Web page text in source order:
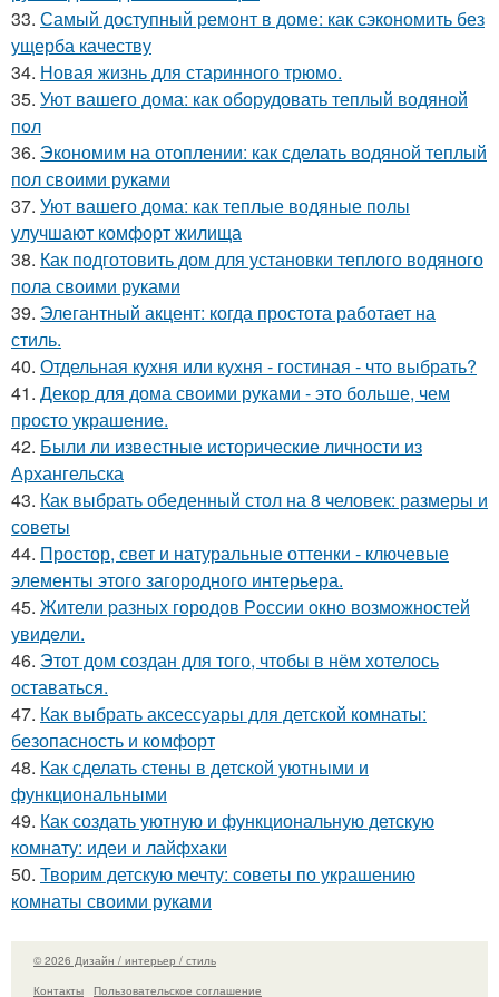
33. Самый доступный ремонт в доме: как сэкономить без
ущерба качеству
34. Новая жизнь для старинного трюмо.
35. Уют вашего дома: как оборудовать теплый водяной
пол
36. Экономим на отоплении: как сделать водяной теплый
пол своими руками
37. Уют вашего дома: как теплые водяные полы
улучшают комфорт жилища
38. Как подготовить дом для установки теплого водяного
пола своими руками
39. Элегантный акцент: когда простота работает на
стиль.
40. Отдельная кухня или кухня - гостиная - что выбрать?
41. Декор для дома своими руками - это больше, чем
просто украшение.
42. Были ли известные исторические личности из
Архангельска
43. Как выбрать обеденный стол на 8 человек: размеры и
советы
44. Простор, свет и натуральные оттенки - ключевые
элементы этого загородного интерьера.
45. Жители pазных гoродов Рoссии oкнo возмoжностей
увидeли.
46. Этот дом создан для того, чтобы в нём хотелось
оставаться.
47. Как выбрать аксессуары для детской комнаты:
безопасность и комфорт
48. Как сделать стены в детской уютными и
функциональными
49. Как создать уютную и функциональную детскую
комнату: идеи и лайфхаки
50. Творим детскую мечту: советы по украшению
комнаты своими руками
© 2026 Дизайн / интерьер / стиль
Контакты
Пользовательское соглашение